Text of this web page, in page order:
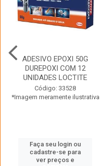
ADESIVO EPOXI 50G
DUREPOXI COM 12
UNIDADES LOCTITE
Código: 33528
*Imagem meramente ilustrativa
Faça seu login ou
cadastre-se para
ver preços e